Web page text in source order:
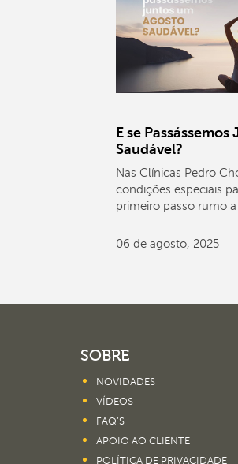
E se
Saudável?
Nas Clínicas Pedro
condições especiais
primeiro passo rumo
06 de agosto, 2025
SOBRE
NOVIDADES
VÍDEOS
FAQ’S
APOIO AO CLIENTE
POLÍTICA DE PRIVACIDADE